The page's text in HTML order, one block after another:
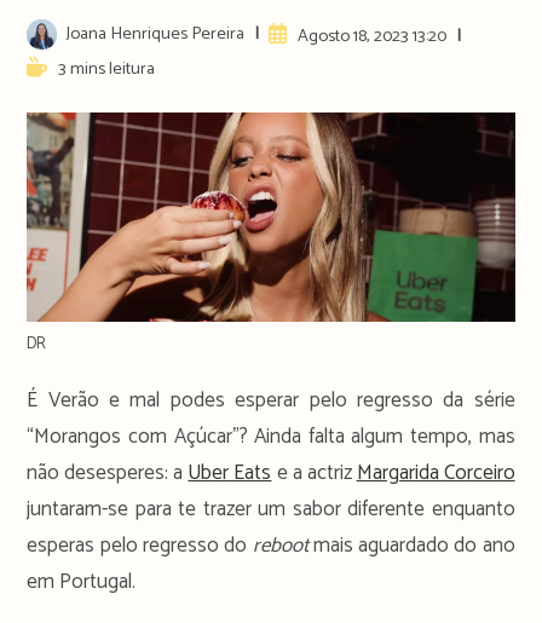
Post
author:
Joana Henriques Pereira
ArtigoAgosto 18, 2023 13:20
Reading3 mins leitura
DR
É Verão e mal podes esperar pelo regresso da série
“Morangos com Açúcar”? Ainda falta algum tempo, mas
não desesperes: aUber Eatse a actrizMargarida Corceiro
juntaram-se para te trazer um sabor diferente enquanto
esperas pelo regresso do rebootmais aguardado do ano
em Portugal.